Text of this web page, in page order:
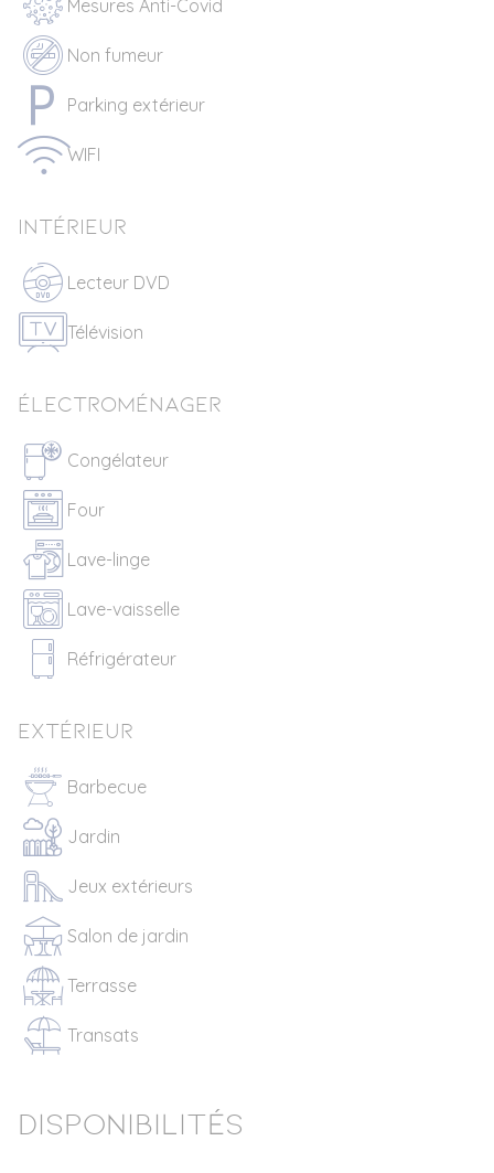
Mesures Anti-Covid
Non fumeur
Parking extérieur
WIFI
Intérieur
Lecteur DVD
Télévision
Électroménager
Congélateur
Four
Lave-linge
Lave-vaisselle
Réfrigérateur
Extérieur
Barbecue
Jardin
Jeux extérieurs
Salon de jardin
Terrasse
Transats
Disponibilités